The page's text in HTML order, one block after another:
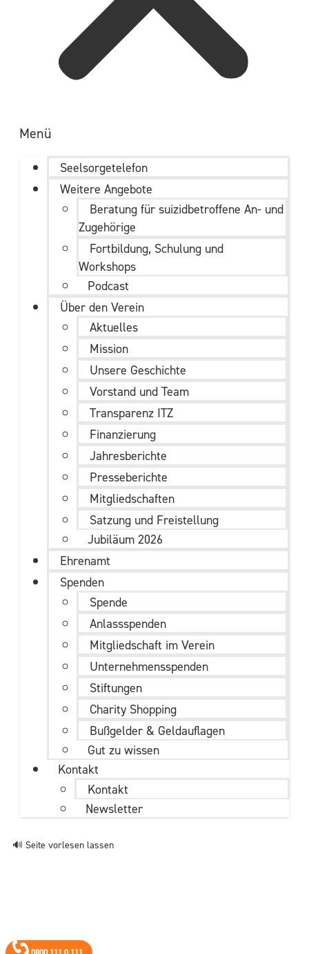
Menü
Seelsorgetelefon
Weitere Angebote
Beratung für suizidbetroffene An- und
Zugehörige
Fortbildung, Schulung und
Workshops
Podcast
Über den Verein
Aktuelles
Mission
Unsere Geschichte
Vorstand und Team
Transparenz ITZ
Finanzierung
Jahresberichte
Presseberichte
Mitgliedschaften
Satzung und Freistellung
Jubiläum 2026
Ehrenamt
Spenden
Spende
Anlassspenden
Mitgliedschaft im Verein
Unternehmens­spenden
Stiftungen
Charity Shopping
Bußgelder & Geldauflagen
Gut zu wissen
Kontakt
Kontakt
Newsletter
🔊 Seite vorlesen lassen